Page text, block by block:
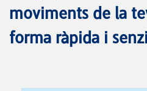
moviments de la
forma ràpida i